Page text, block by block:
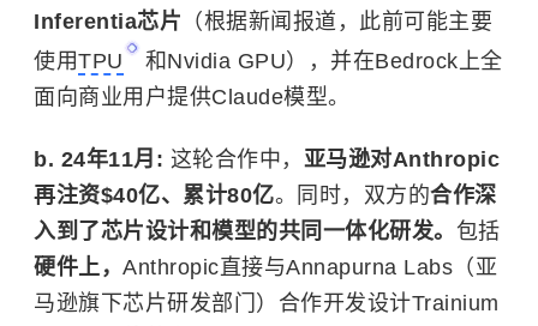
Inferentia芯片 （根据新闻报道，此前可能主要
使用TPU
和Nvidia GPU），并在Bedrock上全
面向商业用户提供Claude模型。
b. 24年11月: 这轮合作中， 亚马逊对Anthropic
再注资$40亿、累计80亿。同时，双方的合作深
入到了芯片设计和模型的共同一体化研发。 包括
硬件上， Anthropic直接与Annapurna Labs（亚
马逊旗下芯片研发部门）合作开发设计Trainium